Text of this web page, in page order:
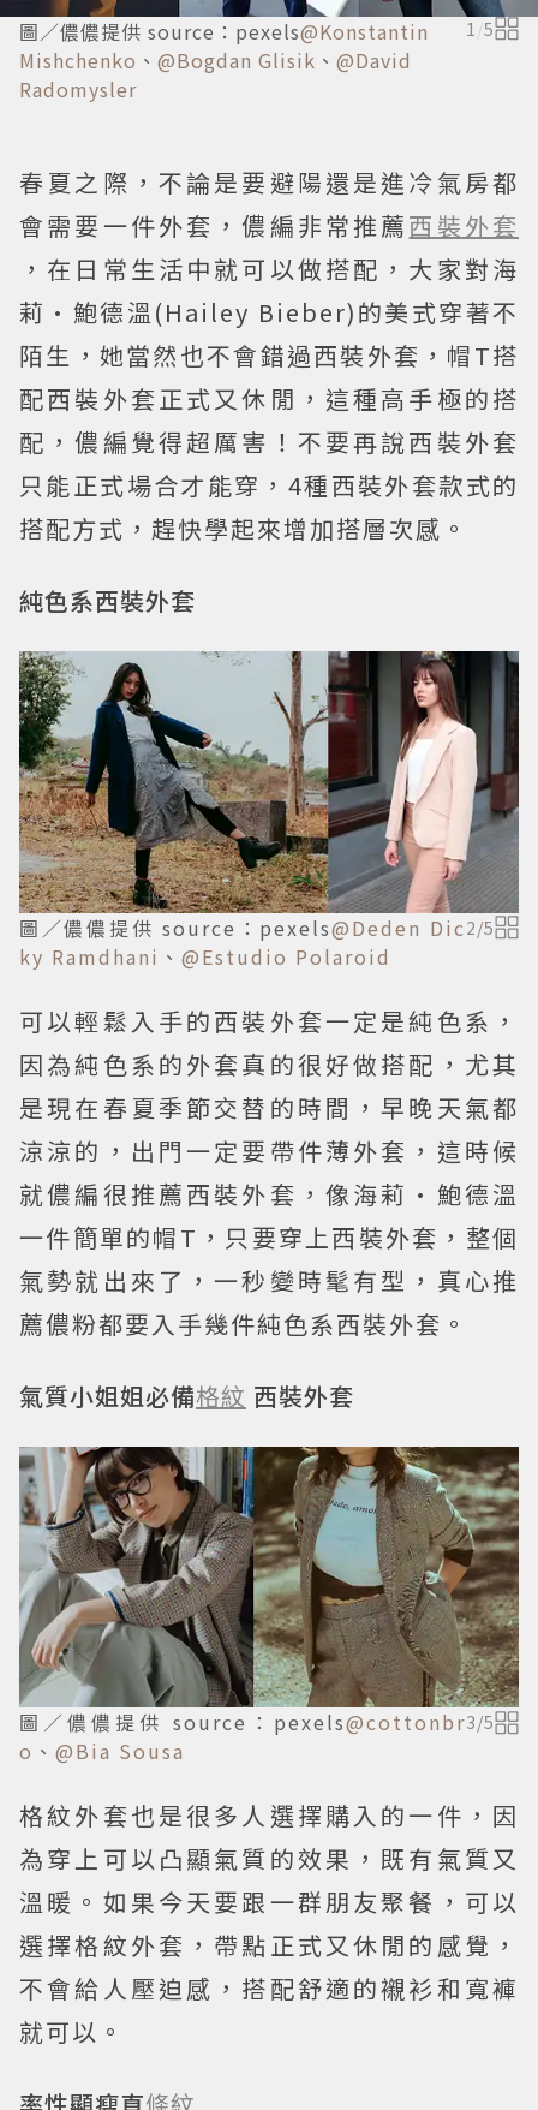
圖／儂儂提供 source：pexels@Konstantin
Mishchenko 、 @Bogdan Glisik 、 @David
Radomysler
1/5
春夏之際，不論是要避陽還是進冷氣房都
會需要一件外套，儂編非常推薦西裝外套
，在日常生活中就可以做搭配，大家對海
莉·鮑德溫(Hailey Bieber)的美式穿著不
陌生，她當然也不會錯過西裝外套，帽T搭
配西裝外套正式又休閒，這種高手極的搭
配，儂編覺得超厲害！不要再說西裝外套
只能正式場合才能穿，4種西裝外套款式的
搭配方式，趕快學起來增加搭層次感。
純色系西裝外套
圖／儂儂提供 source：pexels@Deden Dic
ky Ramdhani 、 @Estudio Polaroid
2/5
可以輕鬆入手的西裝外套一定是純色系，
因為純色系的外套真的很好做搭配，尤其
是現在春夏季節交替的時間，早晚天氣都
涼涼的，出門一定要帶件薄外套，這時候
就儂編很推薦西裝外套，像海莉·鮑德溫
一件簡單的帽T，只要穿上西裝外套，整個
氣勢就出來了，一秒變時髦有型，真心推
薦儂粉都要入手幾件純色系西裝外套。
氣質小姐姐必備格紋 西裝外套
圖／儂儂提供 source：pexels@cottonbr
o 、 @Bia Sousa
3/5
格紋外套也是很多人選擇購入的一件，因
為穿上可以凸顯氣質的效果，既有氣質又
溫暖。如果今天要跟一群朋友聚餐，可以
選擇格紋外套，帶點正式又休閒的感覺，
不會給人壓迫感，搭配舒適的襯衫和寬褲
就可以。